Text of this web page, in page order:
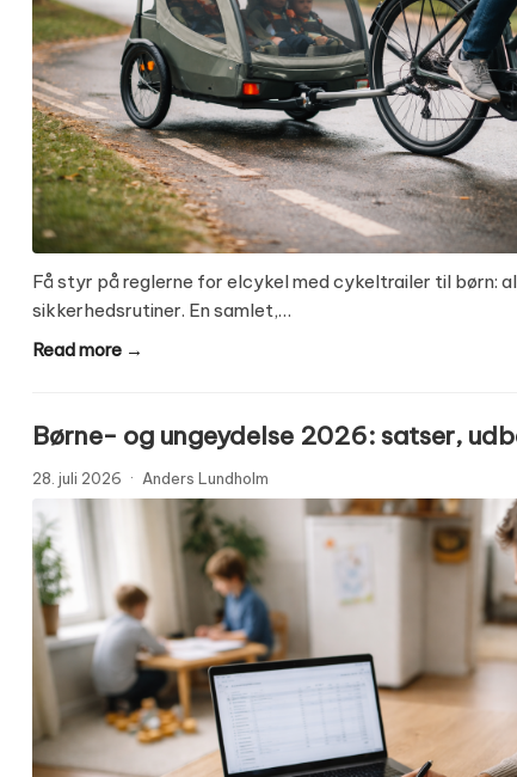
Få styr på reglerne for elcykel med cykeltrailer til børn:
sikkerhedsrutiner. En samlet,…
Read more →
Børne- og ungeydelse 2026: satser,
28. juli 2026 · Anders Lundholm